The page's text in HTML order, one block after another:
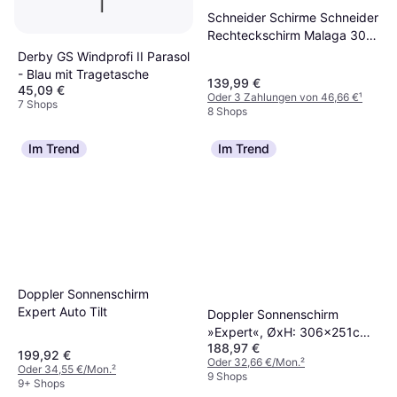
Derby GS Windprofi II Parasol
- Blau mit Tragetasche
45,09 €
7 Shops
Schneider Schirme Schneider
Rechteckschirm Malaga 300
139,99 €
Oder 3 Zahlungen von 46,66 €¹
8 Shops
Im Trend
Doppler Sonnenschirm
Expert Auto Tilt
199,92 €
Oder 34,55 €/Mon.²
9+ Shops
Im Trend
Doppler Sonnenschirm
»Expert«, ØxH: 306x251cm,
abknickbar
188,97 €
Oder 32,66 €/Mon.²
9 Shops